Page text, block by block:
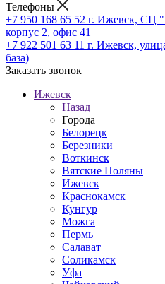
Телефоны
+7 950 168 65 52 г. Ижевск, СЦ
корпус 2, офис 41
+7 922 501 63 11 г. Ижевск,
база)
Заказать звонок
Ижевск
Назад
Города
Белорецк
Березники
Воткинск
Вятские Поляны
Ижевск
Краснокамск
Кунгур
Можга
Пермь
Салават
Соликамск
Уфа